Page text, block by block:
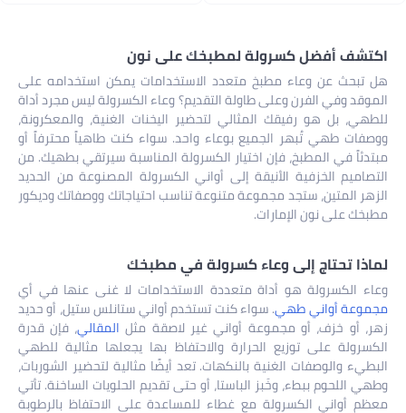
اكتشف أفضل كسرولة لمطبخك على نون
هل تبحث عن وعاء مطبخ متعدد الاستخدامات يمكن استخدامه على
الموقد وفي الفرن وعلى طاولة التقديم؟ وعاء الكسرولة ليس مجرد أداة
للطهي، بل هو رفيقك المثالي لتحضير اليخنات الغنية، والمعكرونة،
ووصفات طهي تُبهر الجميع بوعاء واحد. سواء كنت طاهياً محترفاً أو
مبتدئاً في المطبخ، فإن اختيار الكسرولة المناسبة سيرتقي بطهيك. من
التصاميم الخزفية الأنيقة إلى أواني الكسرولة المصنوعة من الحديد
الزهر المتين، ستجد مجموعة متنوعة تناسب احتياجاتك ووصفاتك وديكور
مطبخك على نون الإمارات.
لماذا تحتاج إلى وعاء كسرولة في مطبخك
وعاء الكسرولة هو أداة متعددة الاستخدامات لا غنى عنها في أي
مجموعة أواني طهي. سواء كنت تستخدم أواني ستانلس ستيل، أو حديد
زهر، أو خزف، أو مجموعة أواني غير لاصقة مثل المقالي، فإن قدرة
الكسرولة على توزيع الحرارة والاحتفاظ بها يجعلها مثالية للطهي
البطيء والوصفات الغنية بالنكهات. تعد أيضًا مثالية لتحضير الشوربات،
وطهي اللحوم ببطء، وخَبز الباستا، أو حتى تقديم الحلويات الساخنة. تأتي
معظم أواني الكسرولة مع غطاء للمساعدة على الاحتفاظ بالرطوبة